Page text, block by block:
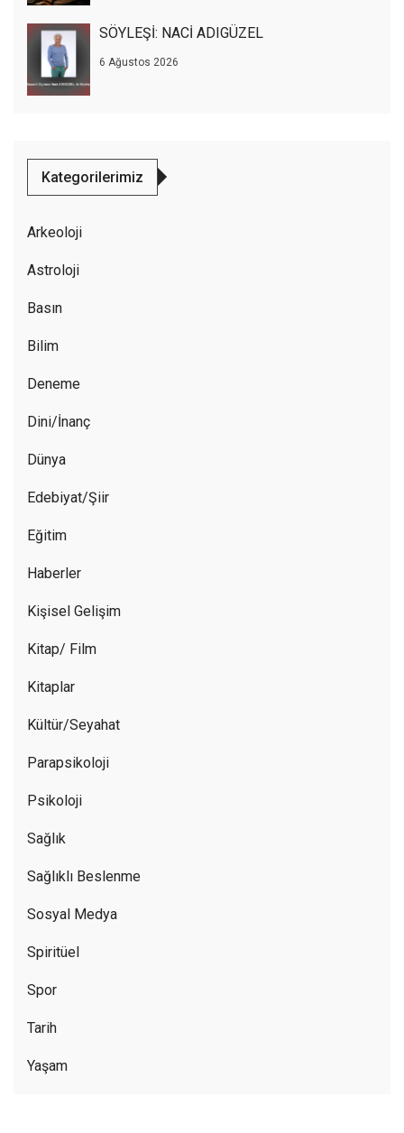
SÖYLEŞİ: NACİ ADIGÜZEL
6 Ağustos 2026
Kategorilerimiz
Arkeoloji
Astroloji
Basın
Bilim
Deneme
Dini/İnanç
Dünya
Edebiyat/Şiir
Eğitim
Haberler
Kişisel Gelişim
Kitap/ Film
Kitaplar
Kültür/Seyahat
Parapsikoloji
Psikoloji
Sağlık
Sağlıklı Beslenme
Sosyal Medya
Spiritüel
Spor
Tarih
Yaşam